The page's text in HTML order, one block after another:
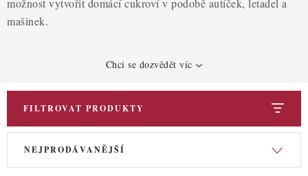
POCHUTINY
PROFI BALENÍ
možnost vytvořit domácí cukroví v podobě autíček, letadel a
mašinek.
Chci se dozvědět víc
FILTROVAT PRODUKTY
V
Ř NEJPRODÁVANĚJŠÍ